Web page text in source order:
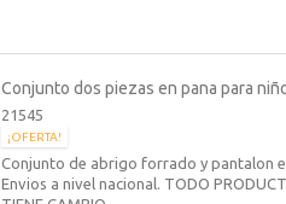
Conjunto dos piezas en pana para
21545
¡OFERTA!
Conjunto de abrigo forrado y pantalon
Envios a nivel nacional. TODO